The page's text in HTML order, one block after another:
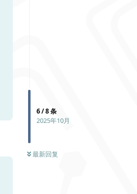
6/8条
2025年10月
最新回复